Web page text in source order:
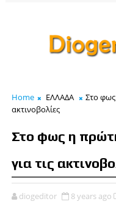
Home ΕΛΛΑΔΑ
Στο φως
ακτινοβολίες
Στο φως η
για τις
diogeditor 8 years ago